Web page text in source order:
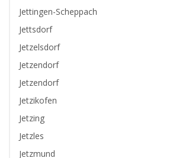
Jettingen-Scheppach
Jettsdorf
Jetzelsdorf
Jetzendorf
Jetzendorf
Jetzikofen
Jetzing
Jetzles
Jetzmund